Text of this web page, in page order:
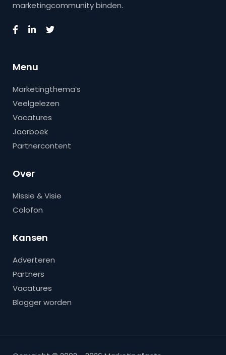
marketingcommunity binden.
Menu
Marketingthema’s
Veelgelezen
Vacatures
Jaarboek
Partnercontent
Over
Missie & Visie
Colofon
Kansen
Adverteren
Partners
Vacatures
Blogger worden